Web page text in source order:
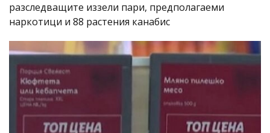
разследващите иззели пари, предполагаеми
наркотици и 88 растения канабис